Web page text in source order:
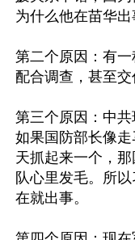
为什么他在苗华出
第二个原因：有
配合调查，甚至交
第三个原因：中共
如果国防部长像
天抓起来一个，
队心里发毛。所
在就出事。